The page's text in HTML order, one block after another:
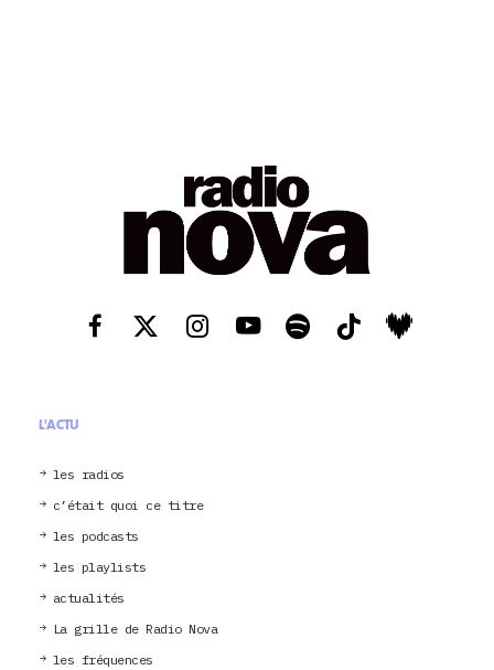
L'ACTU
les radios
c’était quoi ce titre
les podcasts
les playlists
actualités
La grille de Radio Nova
les fréquences